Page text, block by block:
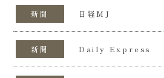
新聞 日経MJ
新聞 Daily Express